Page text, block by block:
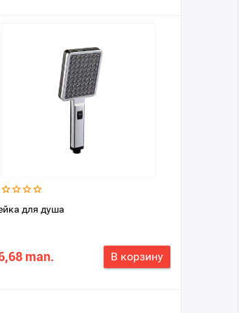
для душа
man. В корзину